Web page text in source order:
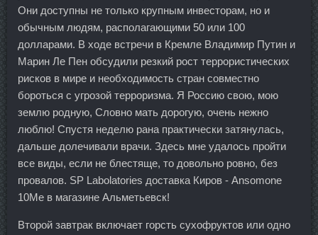
Они доступны не только крупным инвесторам, но и
обычным людям, располагающими 50 или 100
долларами. В ходе встречи в Кремле Владимир Путин и
Марин Ле Пен обсудили резкий рост террористических
рисков в мире и необходимость стран совместно
бороться с угрозой терроризма. Я Россию свою, мою
землю родную, Словно мать дорогую, очень нежно
люблю! Спустя неделю рана практически затянулась,
дальше долечивали врачи. Здесь мне удалось пройти
все виды, если не блестяще, то довольно ровно, без
провалов. SP Labolatories доставка Киров - Ansomone
10Me в магазине Альметьевск!
Второй завтрак включает горсть сухофруктов или одно